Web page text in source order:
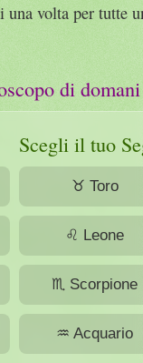
una volta per tutte
di
Scegli il tuo
♉ Toro
♌ Leone
♏ Scorpione
♒ Acquario